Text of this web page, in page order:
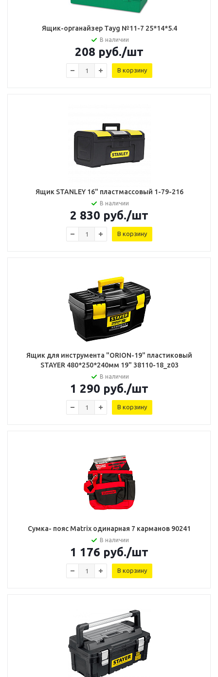
Ящик-органайзер Tayg №11-7 25*14*5.4
В наличии
208 руб./шт
В корзину
Ящик STANLEY 16" пластмассовый 1-79-216
В наличии
2 830 руб./шт
В корзину
Ящик для инструмента "ORION-19" пластиковый
STAYER 480*250*240мм 19" 38110-18_z03
В наличии
1 290 руб./шт
В корзину
Сумка- пояс Matrix одинарная 7 карманов 90241
В наличии
1 176 руб./шт
В корзину